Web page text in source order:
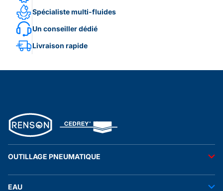
Spécialiste multi-fluides
Un conseiller dédié
Livraison rapide
OUTILLAGE PNEUMATIQUE
Accessoires pneumatiques
EAU